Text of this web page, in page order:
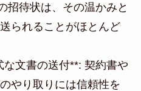
招待状は、その温かみと
られることがほとんど
文書の送付**: 契約書や
やり取りには信頼性を